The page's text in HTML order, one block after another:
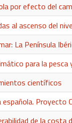
por efecto del
al ascenso del
La Península
para la
científicos
Proyecto
de la